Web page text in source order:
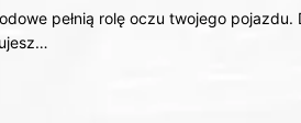
pełnią rolę oczu twojego